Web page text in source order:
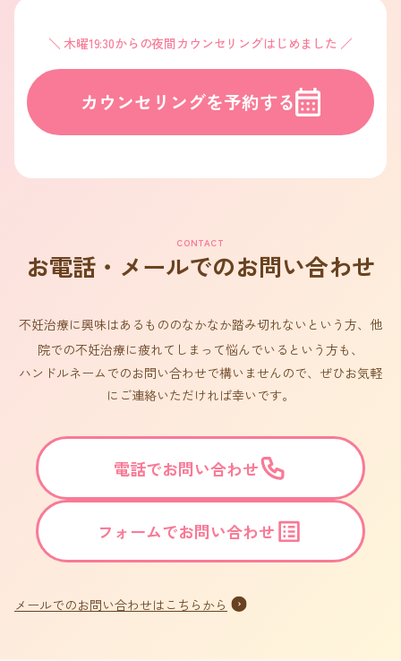
木曜19:30からの夜間カウンセリングはじめました
カウンセリングを予約する
CONTACT
お電話・メールでのお問い合わせ
不妊治療に興味はあるもののなかなか踏み切れないという方、他
院での不妊治療に疲れてしまって悩んでいるという方も、
ハンドルネームでのお問い合わせで構いませんので、ぜひお気軽
にご連絡いただければ幸いです。
電話でお問い合わせ
フォームでお問い合わせ
メールでのお問い合わせはこちらから